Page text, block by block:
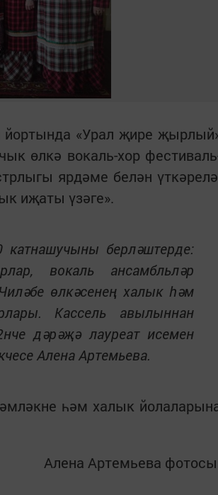
йортында «Урал җире
өлкә вокаль-хор
ярдәме белән
иҗаты үзәге».
катнашучыны берләштерде:
вокаль ансамбльләр
өлкәсенең халык һәм
Кассель авылыннан
дәрәҗә лауреат исемен
Алена Артемьева.
һәм халык
Алена Артемьева